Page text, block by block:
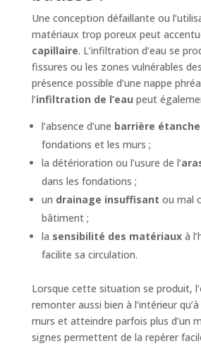
Une conception défaillante ou
matériaux trop poreux peut
capillaire. L’infiltration d’eau se
fissures ou les zones vulnérables
présence possible d’une nappe
l’infiltration de l’eau peut
l’absence d’une barrière étanche
fondations et les murs ;
la détérioration ou l’usure de l’
dans les fondations ;
un drainage insuffisant ou mal
bâtiment ;
la sensibilité des matériauxà
facilite sa circulation.
Lorsque cette situation se produit,
remonter aussi bien à l’intérieur
murs et atteindre parfois plus d’un
signes permettent de la repérer